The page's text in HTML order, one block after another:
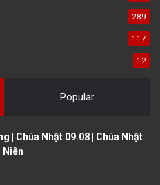
289
117
12
Popular
| Chúa Nhật 09.08 | Chúa Nhật
Niên